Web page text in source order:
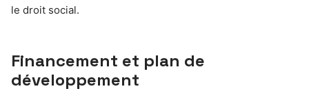
le droit social.
Financement et plan de
développement